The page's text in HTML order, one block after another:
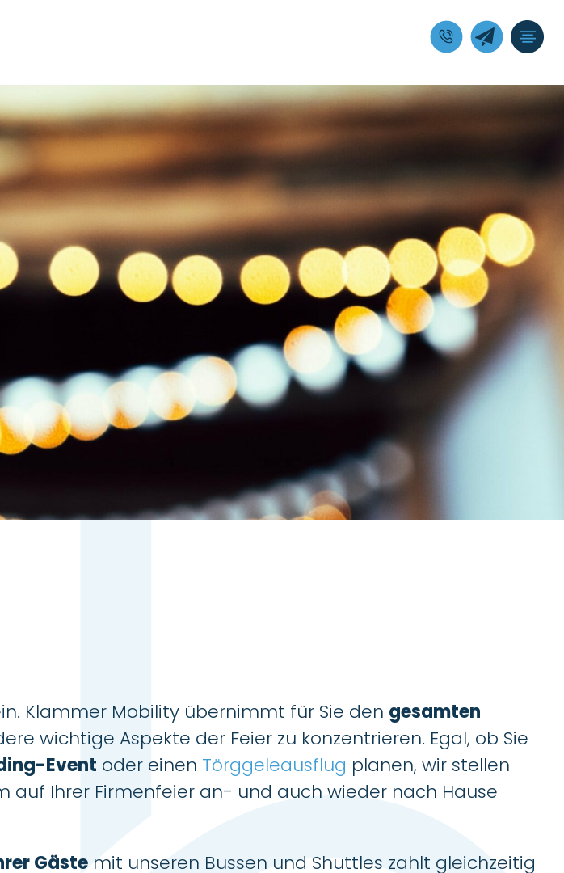
Klammer Mobility übernimmt für Sie den gesamten
wichtige Aspekte der Feier zu konzentrieren. Egal, ob Sie
Event oder einen Törggeleausflug planen, wir stellen
auf Ihrer Firmenfeier an- und auch wieder nach Hause
Gäste mit unseren Bussen und Shuttles zahlt gleichzeitig